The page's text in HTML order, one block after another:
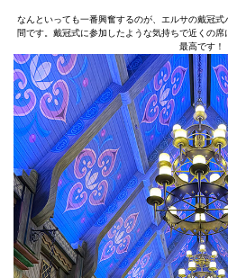
なんといっても一番興奮するのが、エルサの戴冠
間です。戴冠式に参加したような気持ちで近くの
最高です！